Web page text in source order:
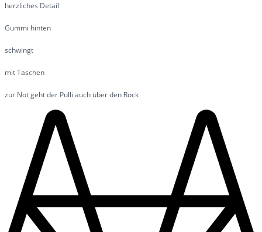
herzliches Detail
Gummi hinten
schwingt
mit Taschen
zur Not geht der Pulli auch über den Rock